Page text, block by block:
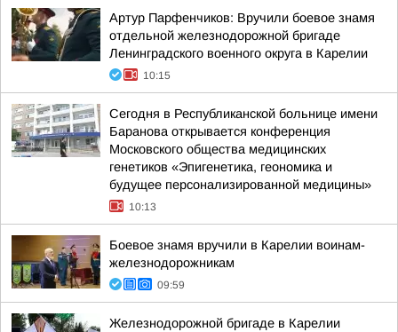
Артур Парфенчиков: Вручили боевое знамя
отдельной железнодорожной бригаде
Ленинградского военного округа в Карелии
10:15
Сегодня в Республиканской больнице имени
Баранова открывается конференция
Московского общества медицинских
генетиков «Эпигенетика, геономика и
будущее персонализированной медицины»
10:13
Боевое знамя вручили в Карелии воинам-
железнодорожникам
09:59
Железнодорожной бригаде в Карелии